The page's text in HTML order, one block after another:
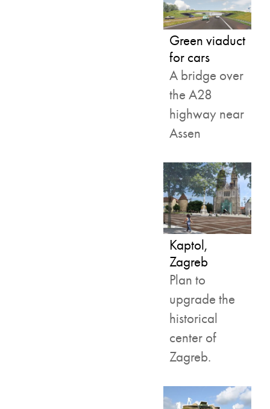
Green viaduct
for cars
A bridge over
the A28
highway near
Assen
Kaptol,
Zagreb
Plan to
upgrade the
historical
center of
Zagreb.